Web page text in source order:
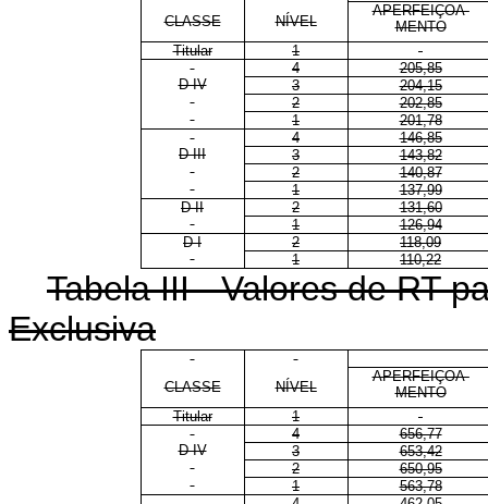
CLASSE NÍVEL
APERFEIÇOA-
MENTO
Titular
1
4
205,85
D IV
3
204,15
2
202,85
1
201,78
4
146,85
D III
3
143,82
2
140,87
1
137,99
D II
2
131,60
1
126,94
D I
2
118,09
1
110,22
Tabela III - Valores de RT
Exclusiva
CLASSE NÍVEL
APERFEIÇOA-
MENTO
Titular
1
4
656,77
D IV
3
653,42
2
650,95
1
563,78